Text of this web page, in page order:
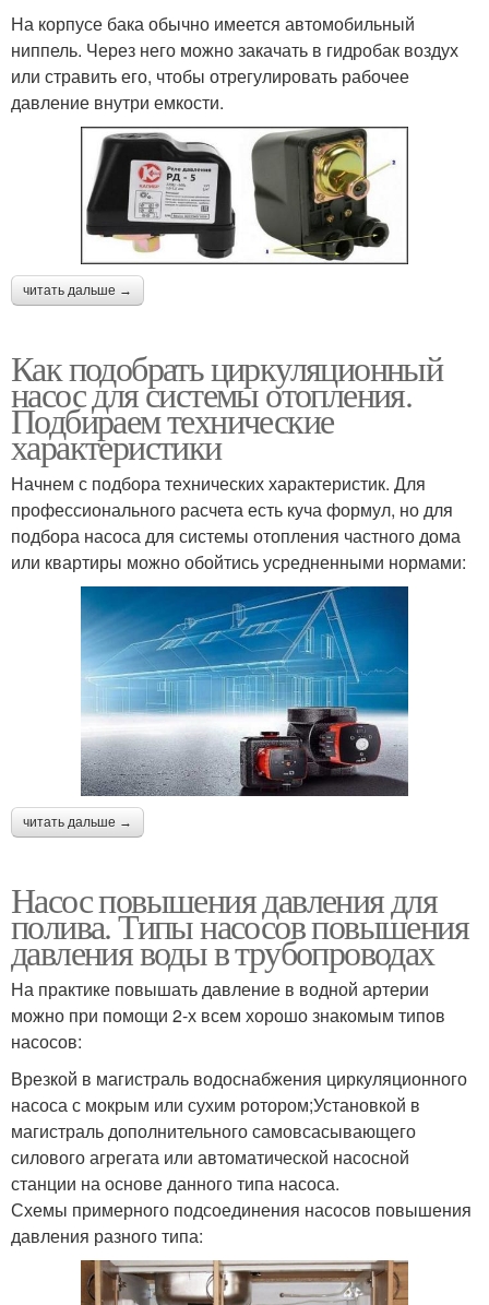
На корпусе бака обычно имеется автомобильный
ниппель. Через него можно закачать в гидробак воздух
или стравить его, чтобы отрегулировать рабочее
давление внутри емкости.
читать дальше →
Как подобрать циркуляционный
насос для системы отопления.
Подбираем технические
характеристики
Начнем с подбора технических характеристик. Для
профессионального расчета есть куча формул, но для
подбора насоса для системы отопления частного дома
или квартиры можно обойтись усредненными нормами:
читать дальше →
Насос повышения давления для
полива. Типы насосов повышения
давления воды в трубопроводах
На практике повышать давление в водной артерии
можно при помощи 2-х всем хорошо знакомым типов
насосов:
Врезкой в магистраль водоснабжения циркуляционного
насоса с мокрым или сухим ротором;Установкой в
магистраль дополнительного самовсасывающего
силового агрегата или автоматической насосной
станции на основе данного типа насоса.
Схемы примерного подсоединения насосов повышения
давления разного типа: